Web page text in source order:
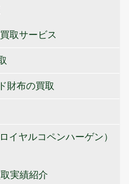
取サービス
財布の買取
イヤルコペンハーゲン）
実績紹介